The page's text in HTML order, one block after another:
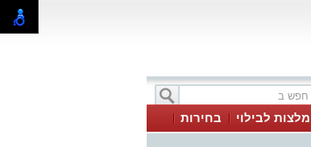
לבילוי
בחירות